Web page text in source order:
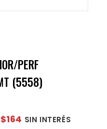
PERF
(5558)
$164 SIN INTERÉS